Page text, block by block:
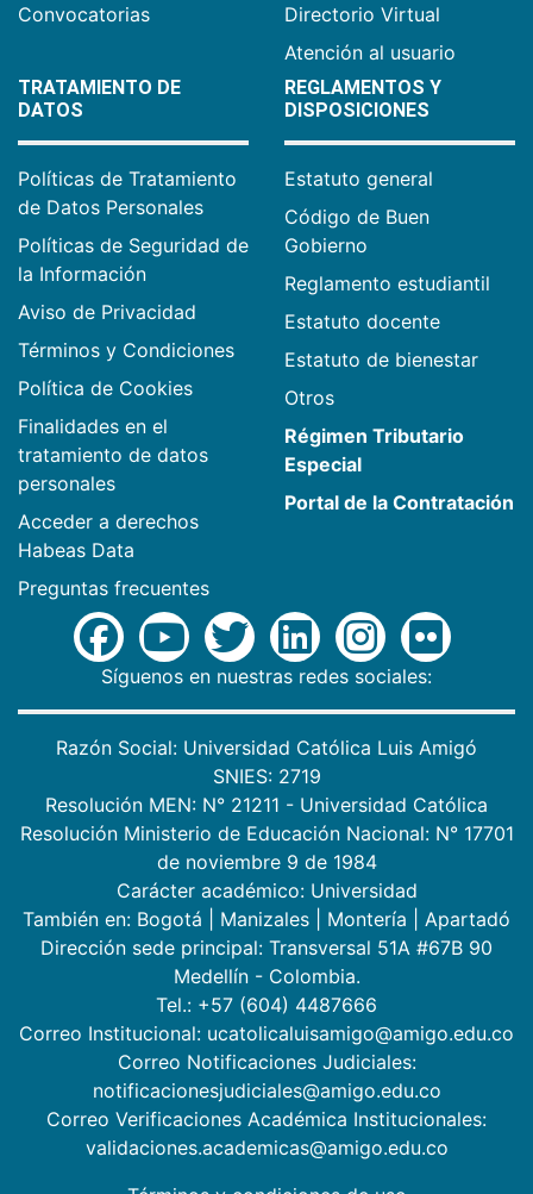
Convocatorias
Directorio Virtual
Atención al usuario
TRATAMIENTO DE
DATOS
Políticas de Tratamiento
de Datos Personales
Políticas de Seguridad de
la Información
Aviso de Privacidad
Términos y Condiciones
Política de Cookies
Finalidades en el
tratamiento de datos
personales
Acceder a derechos
Habeas Data
Preguntas frecuentes
REGLAMENTOS Y
DISPOSICIONES
Estatuto general
Código de Buen
Gobierno
Reglamento estudiantil
Estatuto docente
Estatuto de bienestar
Otros
Régimen Tributario
Especial
Portal de la Contratación
Síguenos en nuestras redes sociales:
Razón Social: Universidad Católica Luis Amigó
SNIES: 2719
Resolución MEN: N° 21211 - Universidad Católica
Resolución Ministerio de Educación Nacional: N° 17701
de noviembre 9 de 1984
Carácter académico: Universidad
También en: Bogotá Manizales Montería
Apartadó
Dirección sede principal: Transversal 51A #67B 90
Medellín - Colombia.
Tel.: +57 (604) 4487666
Correo Institucional: ucatolicaluisamigo@amigo.edu.co
Correo Notificaciones Judiciales:
notificacionesjudiciales@amigo.edu.co
Correo Verificaciones Académica Institucionales:
validaciones.academicas@amigo.edu.co